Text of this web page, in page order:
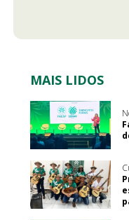
MAIS LIDOS